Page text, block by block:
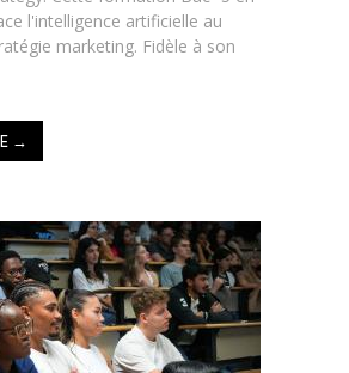
l'intelligence artificielle au
marketing. Fidèle à son
→